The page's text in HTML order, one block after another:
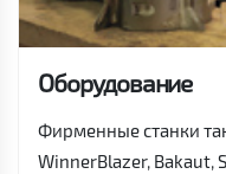
Оборудование
Фирменные станки
WinnerBlazer, Bakaut,